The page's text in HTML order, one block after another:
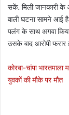
सकें. मिली जानकारी के
वाली घटना सामने आई
पलंग के साथ अगवा
उसके बाद आरोपी फरार
कोरबा-चांपा
युवकों की मौके पर मौत